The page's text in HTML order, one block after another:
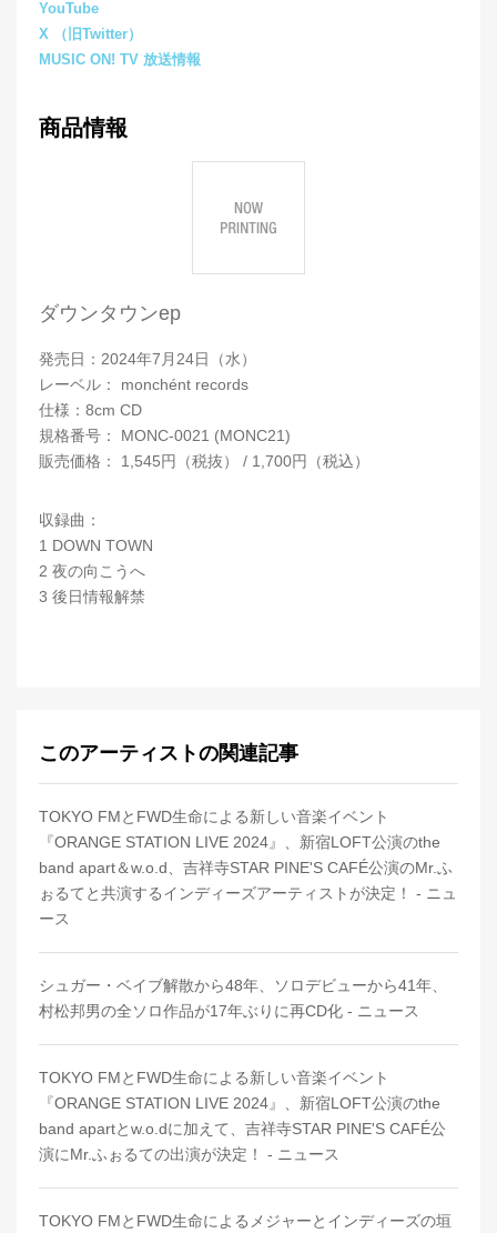
YouTube
X （旧Twitter）
MUSIC ON! TV 放送情報
商品情報
ダウンタウンep
発売日：2024年7月24日（水）
レーベル： monchént records
仕様：8cm CD
規格番号： MONC-0021 (MONC21)
販売価格： 1,545円（税抜） / 1,700円（税込）
収録曲：
1 DOWN TOWN
2 夜の向こうへ
3 後日情報解禁
このアーティストの関連記事
TOKYO FMとFWD生命による新しい音楽イベント
『ORANGE STATION LIVE 2024』、新宿LOFT公演のthe
band apart＆w.o.d、吉祥寺STAR PINE'S CAFÉ公演のMr.ふ
ぉるてと共演するインディーズアーティストが決定！ - ニュ
ース
シュガー・ベイブ解散から48年、ソロデビューから41年、
村松邦男の全ソロ作品が17年ぶりに再CD化 - ニュース
TOKYO FMとFWD生命による新しい音楽イベント
『ORANGE STATION LIVE 2024』、新宿LOFT公演のthe
band apartとw.o.dに加えて、吉祥寺STAR PINE'S CAFÉ公
演にMr.ふぉるての出演が決定！ - ニュース
TOKYO FMとFWD生命によるメジャーとインディーズの垣